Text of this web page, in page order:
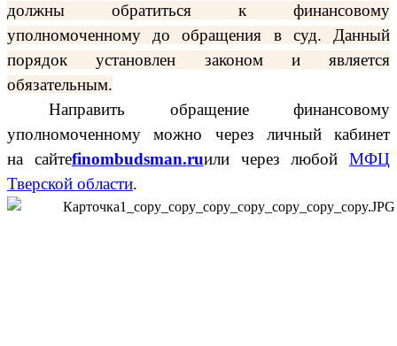
должны обратиться к финансовому
уполномоченному до обращения в суд. Данный
порядок установлен законом и является
обязательным.
Направить обращение финансовому
уполномоченному можно через личный кабинет
на сайтеfinombudsman.ruили через любой МФЦ
Тверской области.